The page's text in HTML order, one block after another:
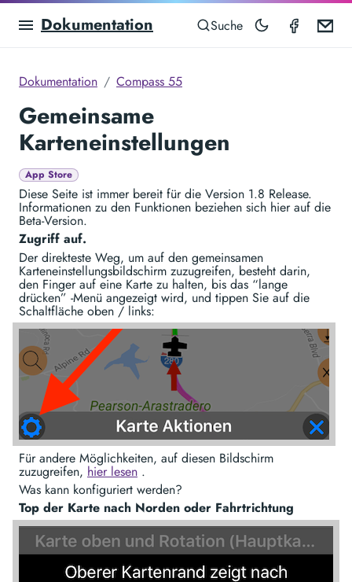
Dokumentation Suche
Dokumentation Compass 55
Gemeinsame
Karteneinstellungen
App Store
Diese Seite ist immer bereit für die Version 1.8 Release.
Informationen zu den Funktionen beziehen sich hier auf die
Beta-Version.
Zugriff auf.
Der direkteste Weg, um auf den gemeinsamen
Karteneinstellungsbildschirm zuzugreifen, besteht darin,
den Finger auf eine Karte zu halten, bis das “lange
drücken” -Menü angezeigt wird, und tippen Sie auf die
Schaltfläche oben / links:
Für andere Möglichkeiten, auf diesen Bildschirm
zuzugreifen, hier lesen .
Was kann konfiguriert werden?
Top der Karte nach Norden oder Fahrtrichtung